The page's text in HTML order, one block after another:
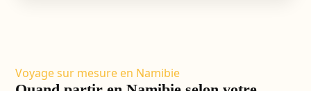
Voyage sur mesure en Namibie